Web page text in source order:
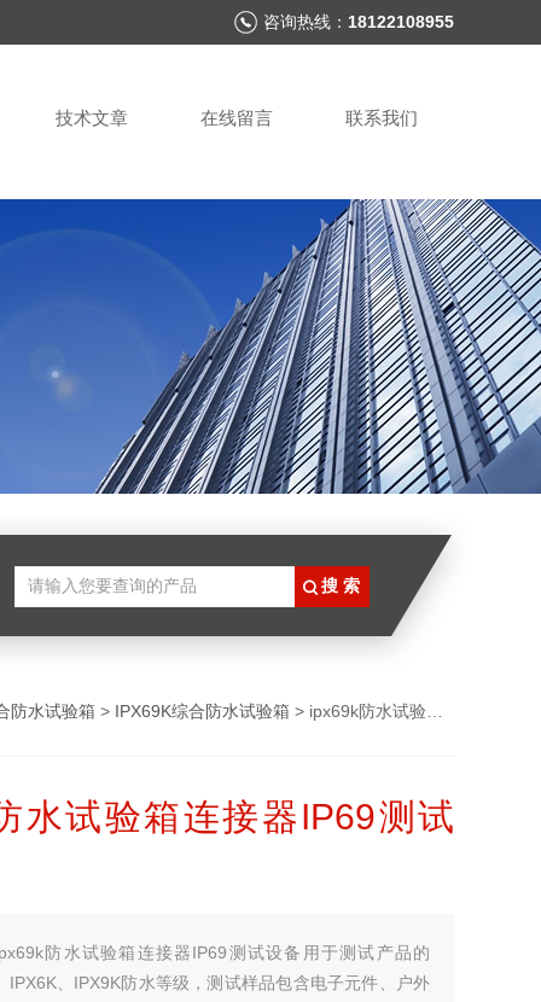
咨询热线： 18122108955
技术文章 在线留言 联系我们
防水试验箱 > IPX69K综合防水试验箱 > ipx69k防水试验箱连接器IP69测试设备
水试验箱连接器IP69测试
防水试验箱连接器IP69测试设备用于测试产品的
IPX6K、IPX9K防水等级，测试样品包含电子元件、户外